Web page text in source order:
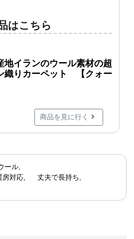
はこちら
地イランのウール素材の超
織りカーペット 【クォー
商品を見に行く
ール
房対応
丈夫で長持ち